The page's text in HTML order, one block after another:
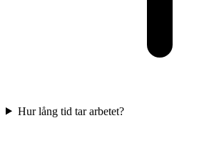
Hur lång tid tar arbetet?